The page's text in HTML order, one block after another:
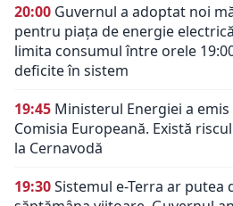
20:00 Guvernul a adoptat noi
pentru piața de energie
limita consumul între orele
deficite în sistem
19:45 Ministerul Energiei a
Comisia Europeană. Există
la Cernavodă
19:30Sistemul e-Terra ar putea